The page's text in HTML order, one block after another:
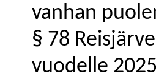
vanhan
§ 78
vuodelle